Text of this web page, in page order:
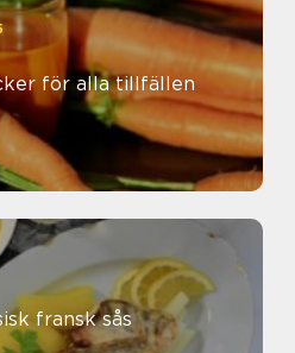
för alla tillfällen
fransk sås